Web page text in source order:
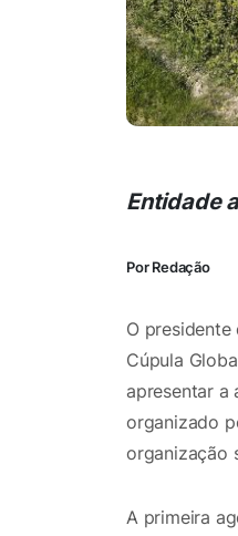
Entidade
Por Redação
O presidente
Cúpula
apresentar a
organizado
organização
A primeira